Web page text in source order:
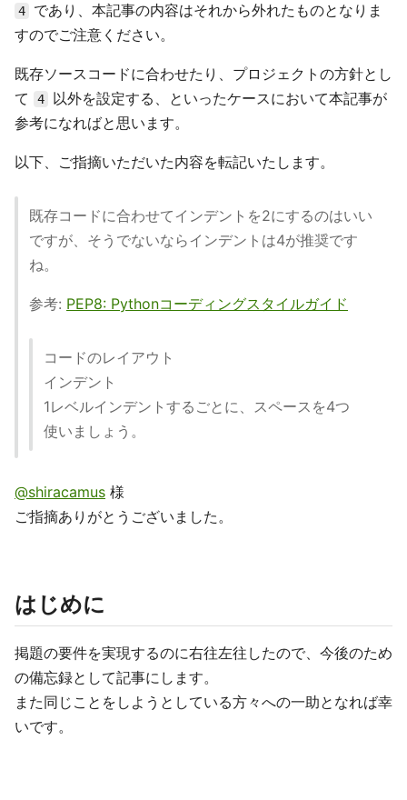
4
であり、本記事の内容はそれから外れたものとなりま
すのでご注意ください。
既存ソースコードに合わせたり、プロジェクトの方針とし
て
4
以外を設定する、といったケースにおいて本記事が
参考になればと思います。
以下、ご指摘いただいた内容を転記いたします。
既存コードに合わせてインデントを2にするのはいい
ですが、そうでないならインデントは4が推奨です
ね。
参考: PEP8: Pythonコーディングスタイルガイド
コードのレイアウト
インデント
1レベルインデントするごとに、スペースを4つ
使いましょう。
@shiracamus 様
ご指摘ありがとうございました。
はじめに
掲題の要件を実現するのに右往左往したので、今後のため
の備忘録として記事にします。
また同じことをしようとしている方々への一助となれば幸
いです。